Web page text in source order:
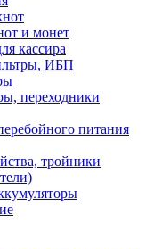
и монет
кассира
ИБП
переходники
питания
тройники